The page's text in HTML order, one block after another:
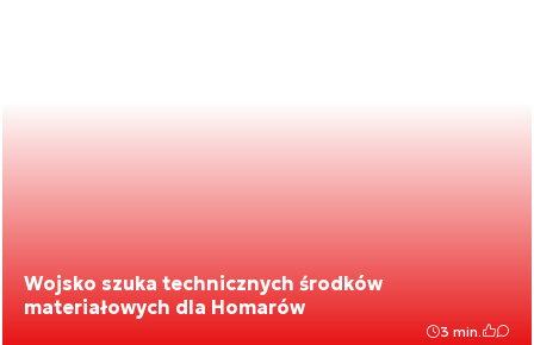
Wojsko szuka technicznych środków
materiałowych dla Homarów
3 min.